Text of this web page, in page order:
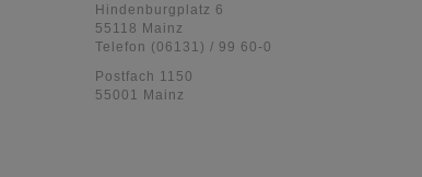
Hindenburgplatz 6
55118 Mainz
Telefon (06131) / 99 60-0
Postfach 1150
55001 Mainz